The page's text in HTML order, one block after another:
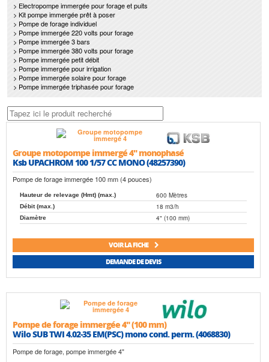
> Electropompe immergée pour forage et puits
> Kit pompe immergée prêt à poser
> Pompe de forage individuel
> Pompe immergée 220 volts pour forage
> Pompe immergée 3 bars
> Pompe immergée 380 volts pour forage
> Pompe immergée petit débit
> Pompe immergée pour irrigation
> Pompe immergée solaire pour forage
> Pompe immergée triphasée pour forage
Groupe motopompe immergé 4" monophasé
Ksb UPACHROM 100 1/57 CC MONO (48257390)
Pompe de forage immergée 100 mm (4 pouces)
Hauteur de relevage (Hmt) (max.) 600 Mètres
Débit (max.) 18 m3/h
Diamètre 4" (100 mm)
VOIR LA FICHE
DEMANDE DE DEVIS
Pompe de forage immergée 4" (100 mm)
Wilo SUB TWI 4.02-35 EM(PSC) mono cond. perm. (4068830)
Pompe de forage, pompe immergée 4"